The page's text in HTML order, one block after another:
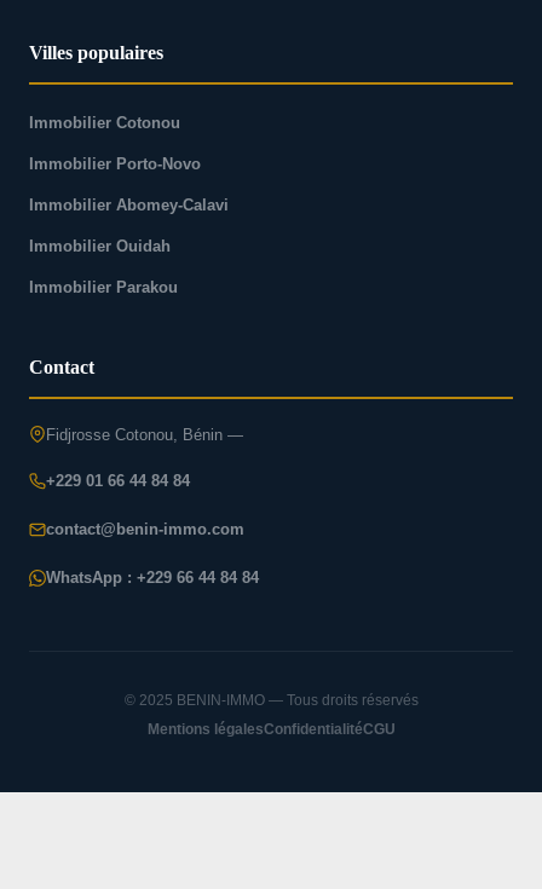
Villes populaires
Immobilier Cotonou
Immobilier Porto-Novo
Immobilier Abomey-Calavi
Immobilier Ouidah
Immobilier Parakou
Contact
Fidjrosse Cotonou, Bénin —
+229 01 66 44 84 84
contact@benin-immo.com
WhatsApp : +229 66 44 84 84
© 2025 BENIN-IMMO — Tous droits réservés
Mentions légalesConfidentialitéCGU